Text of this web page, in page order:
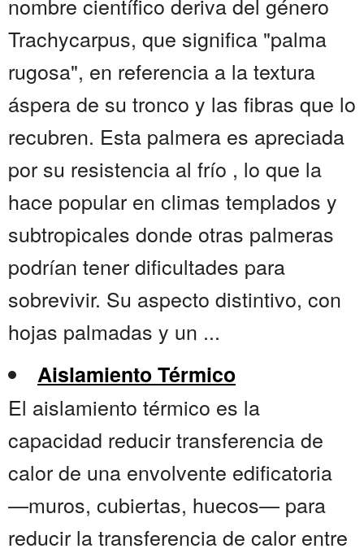
Trachycarpus, que significa "palma
rugosa", en referencia a la textura
áspera de su tronco y las fibras que lo
recubren. Esta palmera es apreciada
por su resistencia al frío , lo que la
hace popular en climas templados y
subtropicales donde otras palmeras
podrían tener dificultades para
sobrevivir. Su aspecto distintivo, con
hojas palmadas y un ...
Aislamiento Térmico
El aislamiento térmico es la
capacidad reducir transferencia de
calor de una envolvente edificatoria
—muros, cubiertas, huecos— para
reducir la transferencia de calor entre